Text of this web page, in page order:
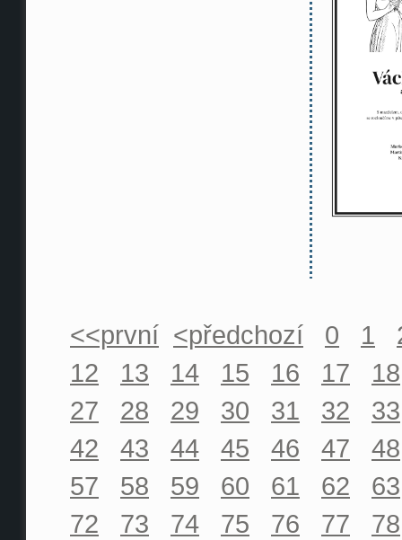
<<první <předchozí 0 1
12
13 14 15 16 17
18
27
28 29 30 31 32
33
42
43 44 45 46 47
48
57
58 59 60 61 62
63
72
73 74 75 76 77
78